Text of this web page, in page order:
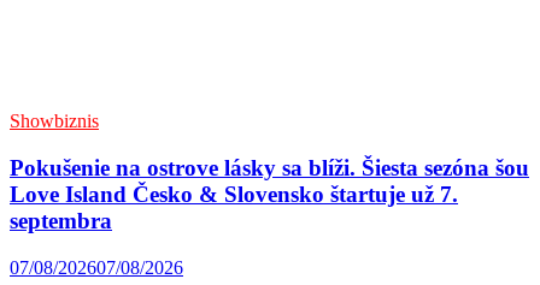
Showbiznis
Pokušenie na ostrove lásky sa blíži. Šiesta sezóna šou
Love Island Česko & Slovensko štartuje už 7.
septembra
07/08/202607/08/2026